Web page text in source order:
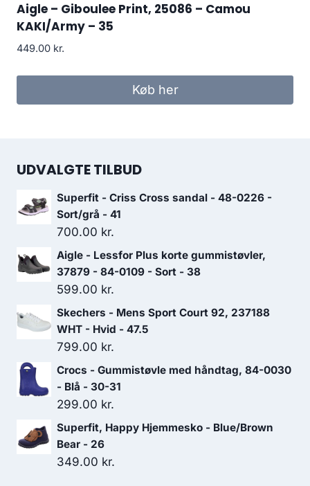
Aigle – Giboulee Print, 25086 – Camou
KAKI/Army – 35
449.00 kr.
Køb her
UDVALGTE TILBUD
Superfit - Criss Cross sandal - 48-0226 -
Sort/grå - 41
700.00 kr.
Aigle - Lessfor Plus korte gummistøvler,
37879 - 84-0109 - Sort - 38
599.00 kr.
Skechers - Mens Sport Court 92, 237188
WHT - Hvid - 47.5
799.00 kr.
Crocs - Gummistøvle med håndtag, 84-0030
- Blå - 30-31
299.00 kr.
Superfit, Happy Hjemmesko - Blue/Brown
Bear - 26
349.00 kr.